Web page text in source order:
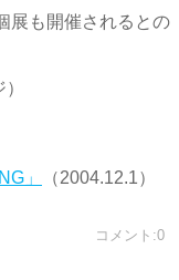
展も開催されるとの
」 （2004.12.1）
コメント:0